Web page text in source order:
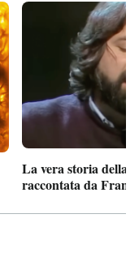
La vera storia della
raccontata da